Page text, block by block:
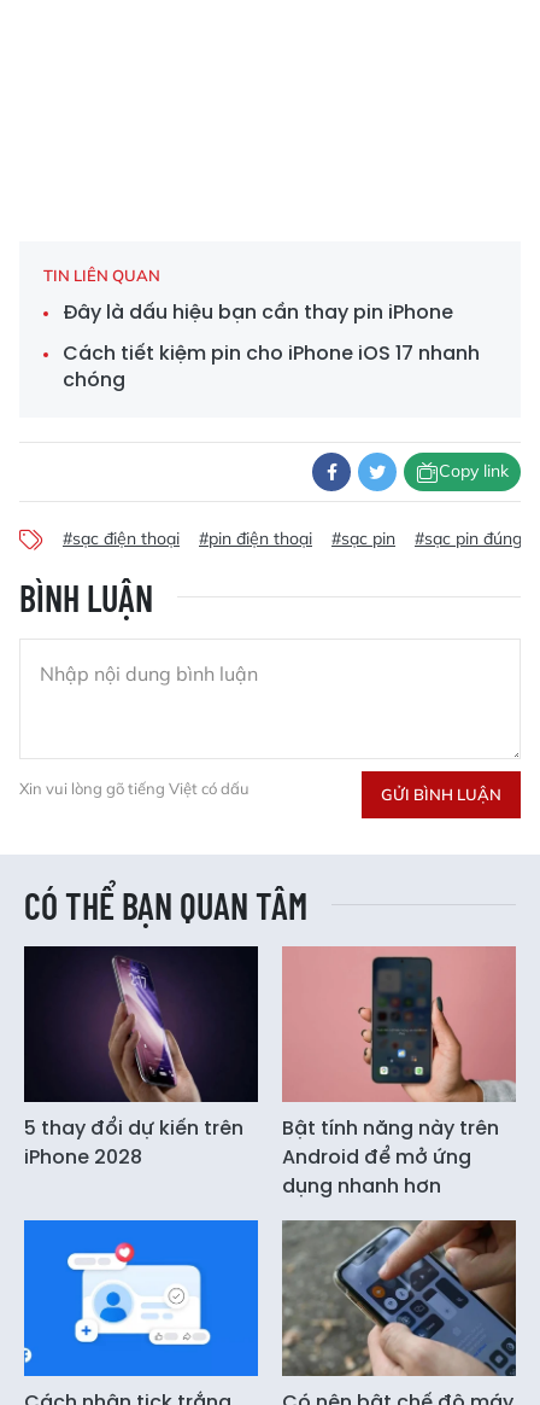
TIN LIÊN QUAN
Đây là dấu hiệu bạn cần thay pin iPhone
Cách tiết kiệm pin cho iPhone iOS 17 nhanh
chóng
Copy link
#sạc điện thoại #pin điện thoại #sạc pin #sạc pin đúng
BÌNH LUẬN
Xin vui lòng gõ tiếng Việt có dấu GỬI BÌNH LUẬN
CÓ THỂ BẠN QUAN TÂM
5 thay đổi dự kiến trên
iPhone 2028
Bật tính năng này trên
Android để mở ứng
dụng nhanh hơn